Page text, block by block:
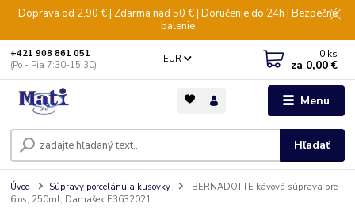
Doprava od 2,90 € | Zdarma nad 50 € | Doručenie do 24h | Bezpečné
balenie
Menu
EUR
Hľadať
+421 908 861 051
(Po - Pia 7:30-15:30)
0 ks
za 0,00 €
Úvod Súpravy porcelánu a kusovky
BERNADOTTE kávová súprava pre
6 os, 250ml, Damašek E3632021